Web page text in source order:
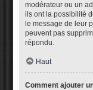
modérateur ou un
ils ont la possibilité
le message de leur
peuvent pas
répondu.
Haut
Comment ajouter